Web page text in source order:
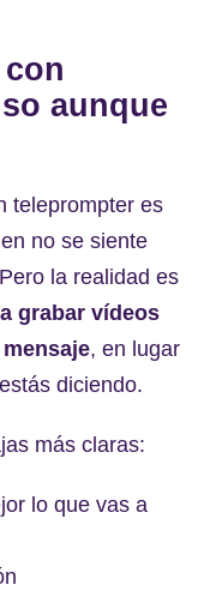
aunque
teleprompter es
no se siente
la realidad es
grabar vídeos
, en lugar
diciendo.
más claras:
lo que vas a